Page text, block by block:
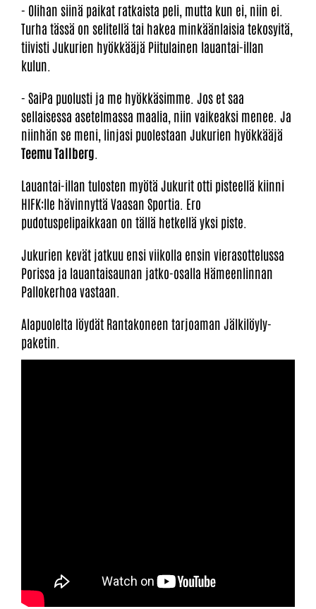
- Olihan siinä paikat ratkaista peli, mutta kun ei, niin ei.
Turha tässä on selitellä tai hakea minkäänlaisia tekosyitä,
tiivisti Jukurien hyökkääjä Piitulainen lauantai-illan
kulun.
- SaiPa puolusti ja me hyökkäsimme. Jos et saa
sellaisessa asetelmassa maalia, niin vaikeaksi menee. Ja
niinhän se meni, linjasi puolestaan Jukurien hyökkääjä
Teemu Tallberg
Lauantai-illan tulosten myötä Jukurit otti pisteellä kiinni
HIFK:lle hävinnyttä Vaasan Sportia. Ero
pudotuspelipaikkaan on tällä hetkellä yksi piste.
Jukurien kevät jatkuu ensi viikolla ensin vierasottelussa
Porissa ja lauantaisaunan jatko-osalla Hämeenlinnan
Pallokerhoa vastaan.
Alapuolelta löydät Rantakoneen tarjoaman Jälkilöyly-
paketin.